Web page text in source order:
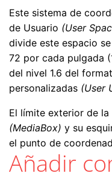
Este sistema de
de Usuario (User
divide este espacio
72 por cada pulgada
del nivel 1.6 del
personalizadas (User
El límite exterior de la
(MediaBox) y su
el punto de
Añadir